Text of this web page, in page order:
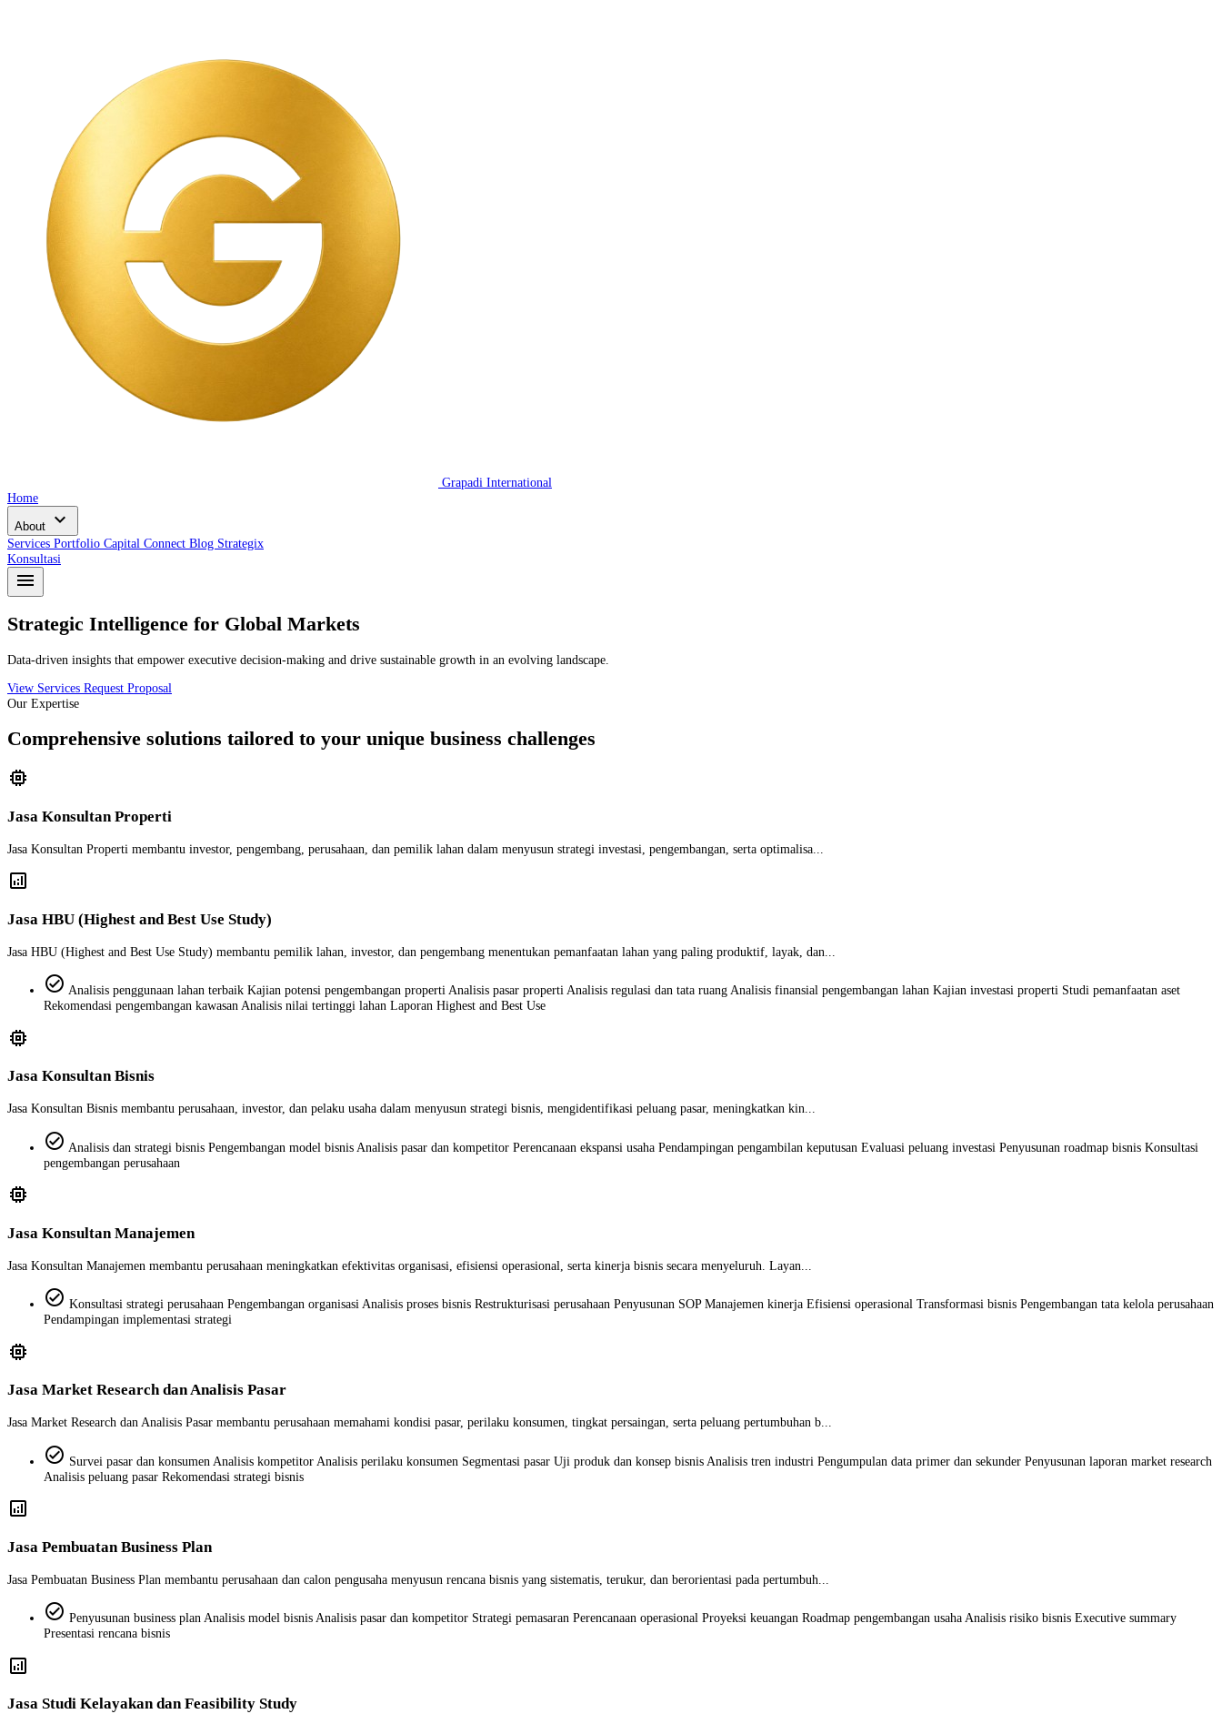
Grapadi International
Home
About expand_more
Services Portfolio Capital Connect Blog Strategix
Konsultasi
menu
Strategic Intelligence for Global Markets
Data-driven insights that empower executive decision-making and drive sustainable growth in an evolving landscape.
View Services Request Proposal
Our Expertise
Comprehensive solutions tailored to your unique business challenges
memory
Jasa Konsultan Properti
Jasa Konsultan Properti membantu investor, pengembang, perusahaan, dan pemilik lahan dalam menyusun strategi investasi, pengembangan, serta optimalisa...
analytics
Jasa HBU (Highest and Best Use Study)
Jasa HBU (Highest and Best Use Study) membantu pemilik lahan, investor, dan pengembang menentukan pemanfaatan lahan yang paling produktif, layak, dan...
check_circle Analisis penggunaan lahan terbaik Kajian potensi pengembangan properti Analisis pasar properti Analisis regulasi dan tata ruang Analisis finansial pengembangan lahan Kajian investasi properti Studi pemanfaatan aset
Rekomendasi pengembangan kawasan Analisis nilai tertinggi lahan Laporan Highest and Best Use
memory
Jasa Konsultan Bisnis
Jasa Konsultan Bisnis membantu perusahaan, investor, dan pelaku usaha dalam menyusun strategi bisnis, mengidentifikasi peluang pasar, meningkatkan kin...
check_circle Analisis dan strategi bisnis Pengembangan model bisnis Analisis pasar dan kompetitor Perencanaan ekspansi usaha Pendampingan pengambilan keputusan Evaluasi peluang investasi Penyusunan roadmap bisnis Konsultasi
pengembangan perusahaan
memory
Jasa Konsultan Manajemen
Jasa Konsultan Manajemen membantu perusahaan meningkatkan efektivitas organisasi, efisiensi operasional, serta kinerja bisnis secara menyeluruh. Layan...
check_circle Konsultasi strategi perusahaan Pengembangan organisasi Analisis proses bisnis Restrukturisasi perusahaan Penyusunan SOP Manajemen kinerja Efisiensi operasional Transformasi bisnis Pengembangan tata kelola perusahaan
Pendampingan implementasi strategi
memory
Jasa Market Research dan Analisis Pasar
Jasa Market Research dan Analisis Pasar membantu perusahaan memahami kondisi pasar, perilaku konsumen, tingkat persaingan, serta peluang pertumbuhan b...
check_circle Survei pasar dan konsumen Analisis kompetitor Analisis perilaku konsumen Segmentasi pasar Uji produk dan konsep bisnis Analisis tren industri Pengumpulan data primer dan sekunder Penyusunan laporan market research
Analisis peluang pasar Rekomendasi strategi bisnis
analytics
Jasa Pembuatan Business Plan
Jasa Pembuatan Business Plan membantu perusahaan dan calon pengusaha menyusun rencana bisnis yang sistematis, terukur, dan berorientasi pada pertumbuh...
check_circle Penyusunan business plan Analisis model bisnis Analisis pasar dan kompetitor Strategi pemasaran Perencanaan operasional Proyeksi keuangan Roadmap pengembangan usaha Analisis risiko bisnis Executive summary
Presentasi rencana bisnis
analytics
Jasa Studi Kelayakan dan Feasibility Study